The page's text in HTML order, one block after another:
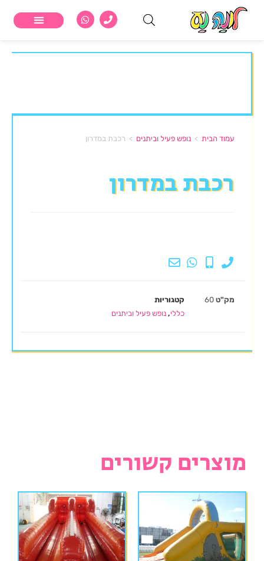
עמוד הבית > נופש פעיל וביתנים > רכבת במדרון
רכבת במדרון
מק"ט 60
קטגוריות
כללי, נופש פעיל וביתנים
מוצרים קשורים